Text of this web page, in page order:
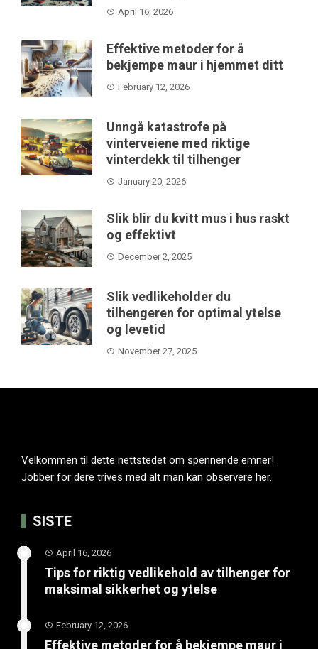
April 16, 2026
Effektive metoder for å
bekjempe maur i hjemmet ditt
February 12, 2026
Unngå katastrofe på
vinterveiene med riktige
vinterdekk til tilhenger
January 20, 2026
Slik blir du kvitt mus i hus raskt
og effektivt
December 2, 2025
Slik vedlikeholder du
tilhengeren for optimal ytelse
og levetid
November 27, 2025
Velkommen til dette nettstedet om spennende emner!
Jobber for dere trives med alt man kan observere her.
SISTE
April 16, 2026
Tips for riktig vedlikehold av tilhenger for
maksimal sikkerhet og ytelse
February 12, 2026
Effektive metoder for å bekjempe maur i